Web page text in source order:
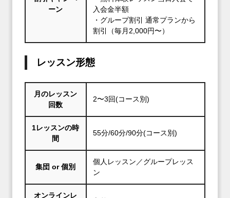
ーン
入会金半額
・グループ割引 通常プランから
割引（毎月2,000円〜）
レッスン形態
月のレッスン
回数
2〜3回(コース別)
1レッスンの時
間
55分/60分/90分(コース別)
集団 or 個別
個人レッスン／グループレッス
ン
オンラインレ